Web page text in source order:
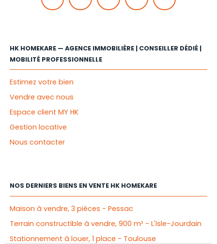
HK HOMEKARE — AGENCE IMMOBILIÈRE | CONSEILLER DÉDIÉ |
MOBILITÉ PROFESSIONNELLE
Estimez votre bien
Vendre avec nous
Espace client MY HK
Gestion locative
Nous contacter
NOS DERNIERS BIENS EN VENTE HK HOMEKARE
Maison à vendre, 3 pièces - Pessac
Terrain constructible à vendre, 900 m² - L'Isle-Jourdain
Stationnement à louer, 1 place - Toulouse